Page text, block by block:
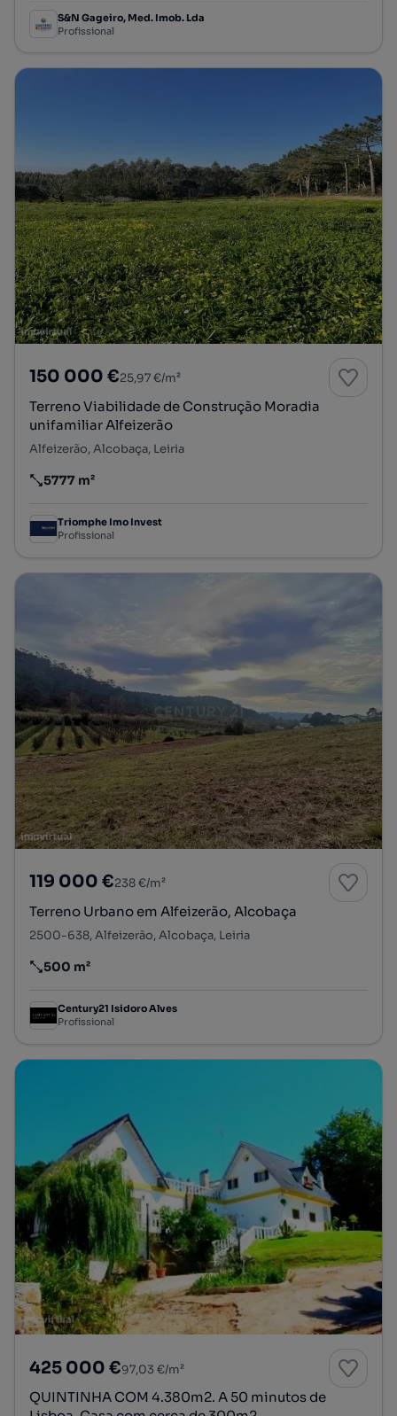
S&N Gageiro, Med. Imob. Lda
Profissional
150 000 €25,97 €/m²
Terreno Viabilidade de Construção Moradia
unifamiliar Alfeizerão
Alfeizerão, Alcobaça, Leiria
Preço por metro quadrado
5777 m²
Triomphe Imo Invest
Profissional
119 000 €238 €/m²
Terreno Urbano em Alfeizerão, Alcobaça
2500-638, Alfeizerão, Alcobaça, Leiria
Preço por metro quadrado
500 m²
Century21 Isidoro Alves
Profissional
425 000 €97,03 €/m²
QUINTINHA COM 4.380m2. A 50 minutos de